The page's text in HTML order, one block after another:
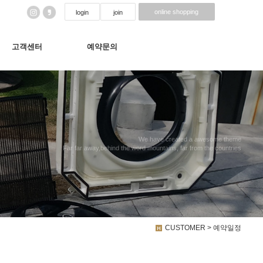
login join online shopping
고객센터 예약문의
We have created a awesome theme
Far far away,behind the word mountains, far from the countries
CUSTOMER > 예약일정